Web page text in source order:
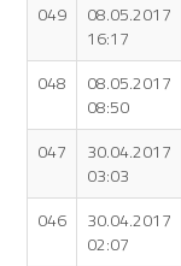
049
08.05.2017
16:17
048
08.05.2017
08:50
047
30.04.2017
03:03
046
30.04.2017
02:07